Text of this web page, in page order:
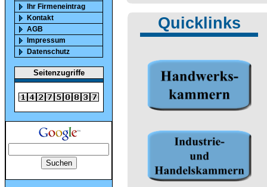
Ihr Firmeneintrag
Kontakt
AGB
Impressum
Datenschutz
Seitenzugriffe
Quicklinks